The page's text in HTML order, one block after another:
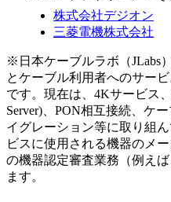
株式会社デジオン
三菱電機株式会社
※日本ケーブルラボ（JLabs
とケーブル利用者へのサー
です。現在は、4Kサービス
Server)、PON相互接続、ケ
イグレーション等に取り組
ビスに使用される機器のメ
の機器認定審査業務（例えば
ます。